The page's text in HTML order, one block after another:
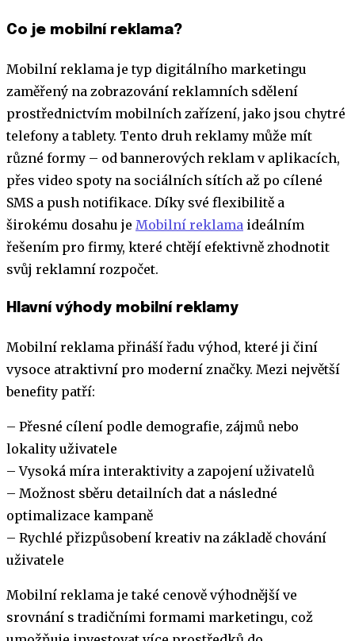
Co je mobilní reklama?
Mobilní reklama je typ digitálního marketingu
zaměřený na zobrazování reklamních sdělení
prostřednictvím mobilních zařízení, jako jsou chytré
telefony a tablety. Tento druh reklamy může mít
různé formy – od bannerových reklam v aplikacích,
přes video spoty na sociálních sítích až po cílené
SMS a push notifikace. Díky své flexibilitě a
širokému dosahu je Mobilní reklama ideálním
řešením pro firmy, které chtějí efektivně zhodnotit
svůj reklamní rozpočet.
Hlavní výhody mobilní reklamy
Mobilní reklama přináší řadu výhod, které ji činí
vysoce atraktivní pro moderní značky. Mezi největší
benefity patří:
– Přesné cílení podle demografie, zájmů nebo
lokality uživatele
– Vysoká míra interaktivity a zapojení uživatelů
– Možnost sběru detailních dat a následné
optimalizace kampaně
– Rychlé přizpůsobení kreativ na základě chování
uživatele
Mobilní reklama je také cenově výhodnější ve
srovnání s tradičními formami marketingu, což